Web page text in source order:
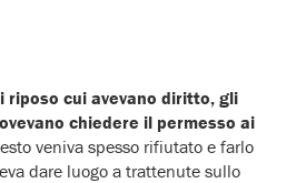
riposo cui avevano diritto, gli
chiedere il permesso ai
veniva spesso rifiutato e farlo
dare luogo a trattenute sullo